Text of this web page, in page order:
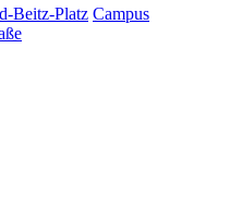
Beitz-Platz Campus